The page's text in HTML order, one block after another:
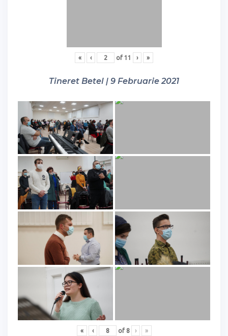
« ‹ of 11 › »
Tineret Betel | 9 Februarie 2021
« ‹ of 8 › »